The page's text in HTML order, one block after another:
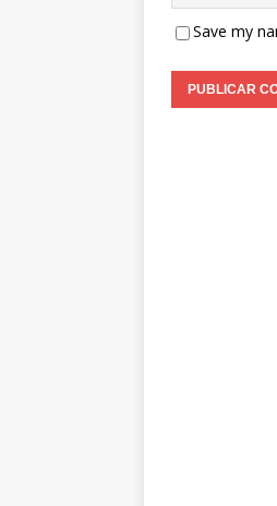
Save my